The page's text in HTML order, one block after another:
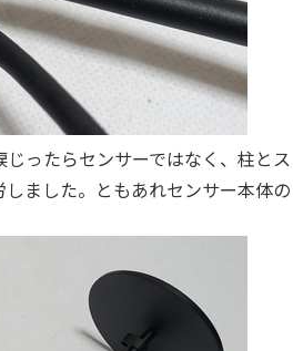
ったらセンサーではなく、柱とス
ました。ともあれセンサー本体の